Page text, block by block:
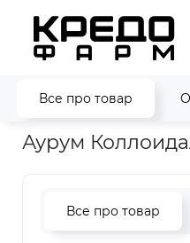
Все про товар
Главная Гомеопатия
Аурум
Все про товар